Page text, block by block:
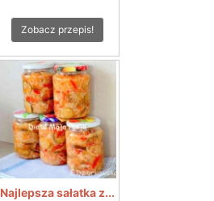
Zobacz przepis!
Najlepsza sałatka z...